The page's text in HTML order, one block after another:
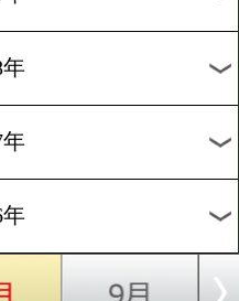
2021年
2020年